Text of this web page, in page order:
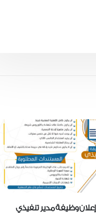
جمعية الدعوة والارشاد وتوعية